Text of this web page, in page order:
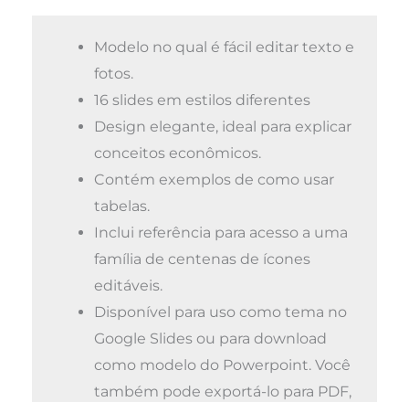
Modelo no qual é fácil editar texto e
fotos.
16 slides em estilos diferentes
Design elegante, ideal para explicar
conceitos econômicos.
Contém exemplos de como usar
tabelas.
Inclui referência para acesso a uma
família de centenas de ícones
editáveis.
Disponível para uso como tema no
Google Slides ou para download
como modelo do Powerpoint. Você
também pode exportá-lo para PDF,